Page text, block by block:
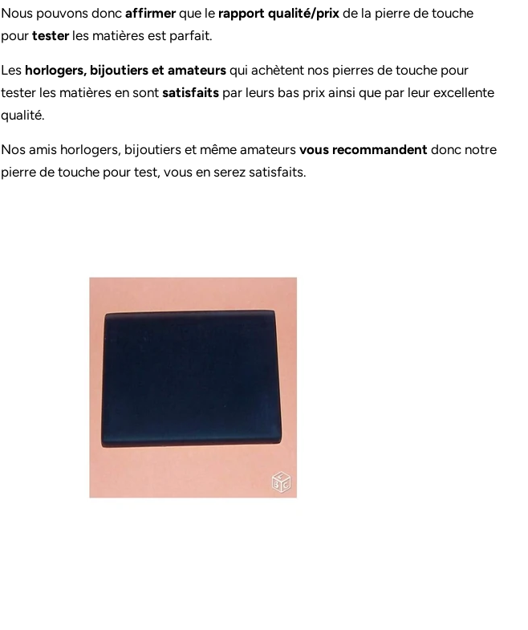
Nous pouvons donc affirmerque le rapport qualité/prix de la pierre de touche
pour testerles matières est parfait.
Les horlogers, bijoutiers et amateurs qui achètent nos pierres de touche pour
tester les matières en sont satisfaits par leurs bas prix ainsi que par leur excellente
qualité.
Nos amis horlogers, bijoutiers et même amateurs vous recommandent donc notre
pierre de touche pour test, vous en serez satisfaits.